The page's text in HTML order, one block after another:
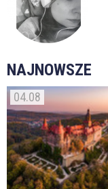
NAJNOWSZE
04.08